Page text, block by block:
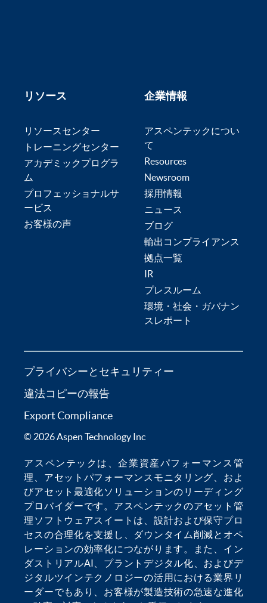
リソース
リソースセンター
トレーニングセンター
アカデミックプログラ
ム
プロフェッショナルサ
ービス
お客様の声
企業情報
アスペンテックについ
て
Resources
Newsroom
採用情報
ニュース
ブログ
輸出コンプライアンス
拠点一覧
IR
プレスルーム
環境・社会・ガバナン
スレポート
プライバシーとセキュリティー
違法コピーの報告
Export Compliance
© 2026 Aspen Technology Inc
アスペンテックは、企業資産パフォーマンス管
理
アセットパフォーマンスモニタリング 、およ
びアセット最適化ソリューションのリーディング
プロバイダーです。アスペンテックのアセット管
理ソフトウェアスイートは、設計および保守プロ
セスの合理化を支援し、 ダウンタイム削減とオペ
レーションの効率化につながります。また、 イン
ダストリアルAI
プラントデジタル化 、およびデ
ジタルツインテクノロジーの活用における業界リ
ーダーでもあり、お客様が製造技術の急速な進化